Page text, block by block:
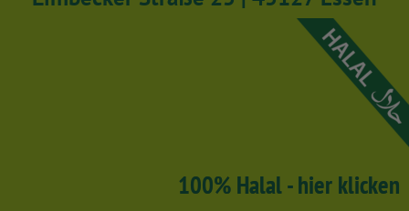
100% Halal - hier klicken